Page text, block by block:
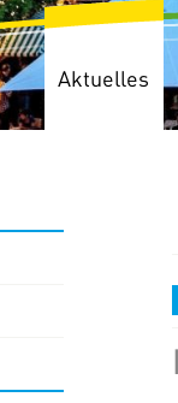
Aktuelles